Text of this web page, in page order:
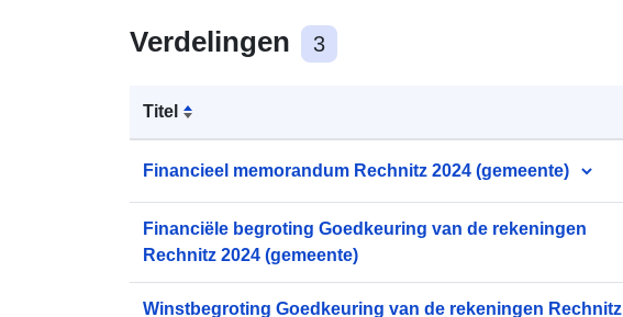
Verdelingen 3
Titel
Financieel memorandum Rechnitz 2024 (gemeente)
Financiële begroting Goedkeuring van de rekeningen
Rechnitz 2024 (gemeente)
Winstbegroting Goedkeuring van de rekeningen Rechnitz